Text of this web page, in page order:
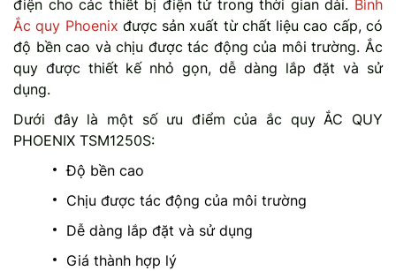
điện cho các thiết bị điện tử trong thời gian dài. Bình
Ắc quy Phoenix được sản xuất từ chất liệu cao cấp, có
độ bền cao và chịu được tác động của môi trường. Ắc
quy được thiết kế nhỏ gọn, dễ dàng lắp đặt và sử
dụng.
Dưới đây là một số ưu điểm của ắc quy ẮC QUY
PHOENIX TSM1250S:
Độ bền cao
Chịu được tác động của môi trường
Dễ dàng lắp đặt và sử dụng
Giá thành hợp lý